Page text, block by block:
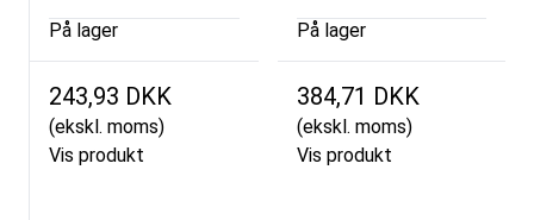
På lager
243,93 DKK
(ekskl. moms)
Vis produkt
På lager
384,71 DKK
(ekskl. moms)
Vis produkt